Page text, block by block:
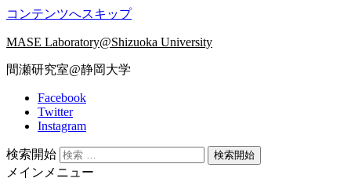
コンテンツへスキップ
MASE Laboratory@Shizuoka University
間瀬研究室@静岡大学
Facebook
Twitter
Instagram
検索開始
メインメニュー